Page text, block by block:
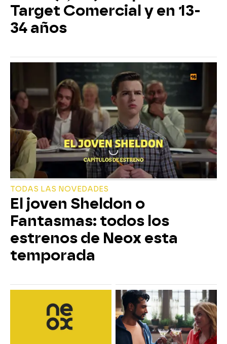
Target Comercial y en 13-
34 años
TODAS LAS NOVEDADES
El joven Sheldon o
Fantasmas: todos los
estrenos de Neox esta
temporada